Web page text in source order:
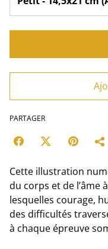
PARTAGER
Cette illustration
du corps et de l’âme
lesquelles courage,
des difficultés
à chaque épreuve